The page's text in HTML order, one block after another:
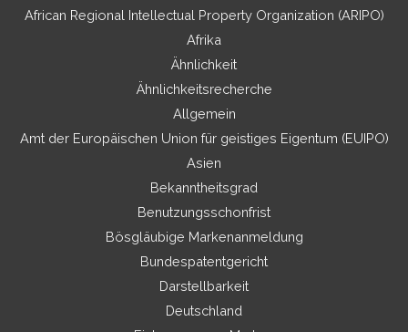
African Regional Intellectual Property Organization (ARIPO)
Afrika
Ähnlichkeit
Ähnlichkeitsrecherche
Allgemein
Amt der Europäischen Union für geistiges Eigentum (EUIPO)
Asien
Bekanntheitsgrad
Benutzungsschonfrist
Bösgläubige Markenanmeldung
Bundespatentgericht
Darstellbarkeit
Deutschland